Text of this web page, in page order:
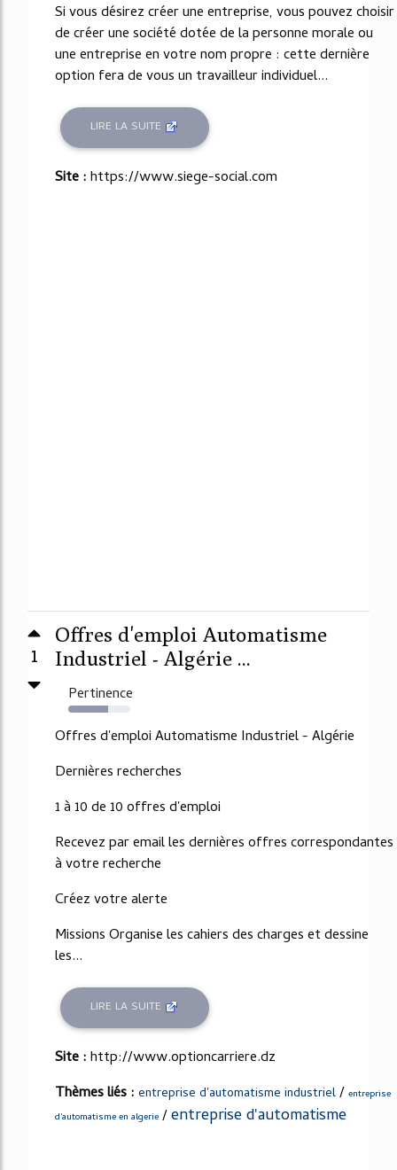
Si vous désirez créer une entreprise, vous pouvez choisir
de créer une société dotée de la personne morale ou
une entreprise en votre nom propre : cette dernière
option fera de vous un travailleur individuel...
LIRE LA SUITE
Site :https://www.siege-social.com
1
Offres d'emploi Automatisme
Industriel - Algérie ...
Pertinence
64%
Offres d'emploi Automatisme Industriel - Algérie
Dernières recherches
1 à 10 de 10 offres d'emploi
Recevez par email les dernières offres correspondantes
à votre recherche
Créez votre alerte
Missions Organise les cahiers des charges et dessine
les...
LIRE LA SUITE
Site :http://www.optioncarriere.dz
Thèmes liés : entreprise d'automatisme industriel/ entreprise
d'automatisme en algerie /entreprise d'automatisme